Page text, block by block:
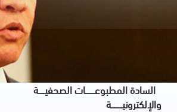
الصحفيـــــة
والإلكترونيـــــــــة